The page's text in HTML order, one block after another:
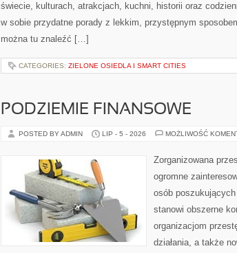
świecie, kulturach, atrakcjach, kuchni, historii oraz
w sobie przydatne porady z lekkim, przystępnym
można tu znaleźć […]
CATEGORIES: ZIELONE OSIEDLA I SMART CITIES
PODZIEMIE FINANSOWE
POSTED BY ADMIN LIP - 5 - 2026 MOŻLIWOŚĆ
Zorganizowana
ogromne
osób
stanowi obszerne
organizacjom
działania, a także